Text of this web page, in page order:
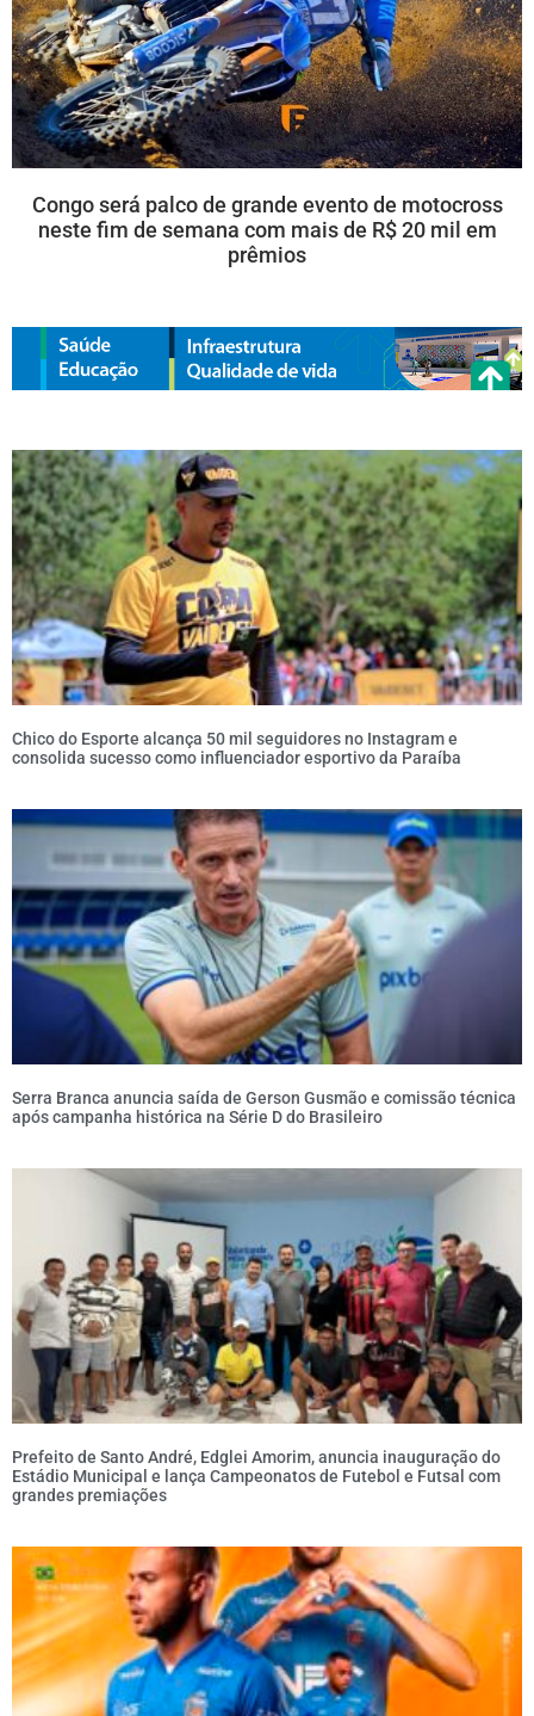
Congo será palco de grande evento de motocross
neste fim de semana com mais de R$ 20 mil em
prêmios
Chico do Esporte alcança 50 mil seguidores no Instagram e
consolida sucesso como influenciador esportivo da Paraíba
Serra Branca anuncia saída de Gerson Gusmão e comissão técnica
após campanha histórica na Série D do Brasileiro
Prefeito de Santo André, Edglei Amorim, anuncia inauguração do
Estádio Municipal e lança Campeonatos de Futebol e Futsal com
grandes premiações